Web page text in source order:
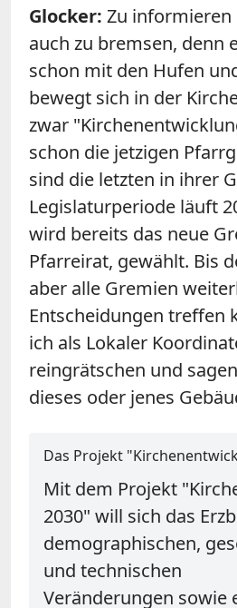
Glocker: Zu
auch zu bremsen, denn
schon mit den Hufen
bewegt sich in der
zwar
schon die jetzigen
sind die letzten in ihrer
Legislaturperiode läuft
wird bereits das neue
Pfarreirat, gewählt. Bis
aber alle Gremien
Entscheidungen treffen
ich als Lokaler
reingrätschen und
dieses oder jenes
Das Projekt
Mit dem Projekt
2030" will sich das
demographischen,
und technischen
Veränderungen sowie